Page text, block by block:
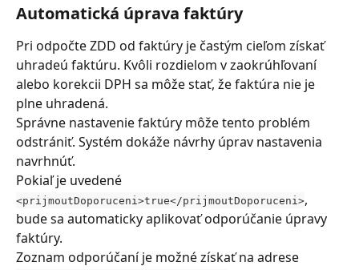
Automatická úprava faktúry
Pri odpočte ZDD od faktúry je častým cieľom získať
uhradeú faktúru. Kvôli rozdielom v zaokrúhľovaní
alebo korekcii DPH sa môže stať, že faktúra nie je
plne uhradená.
Správne nastavenie faktúry môže tento problém
odstrániť. Systém dokáže návrhy úprav nastavenia
navrhnúť.
Pokiaľ je uvedené
<prijmoutDoporuceni>true</prijmoutDoporuceni>,
bude sa automaticky aplikovať odporúčanie úpravy
faktúry.
Zoznam odporúčaní je možné získať na adrese